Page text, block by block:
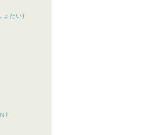
ょたい)